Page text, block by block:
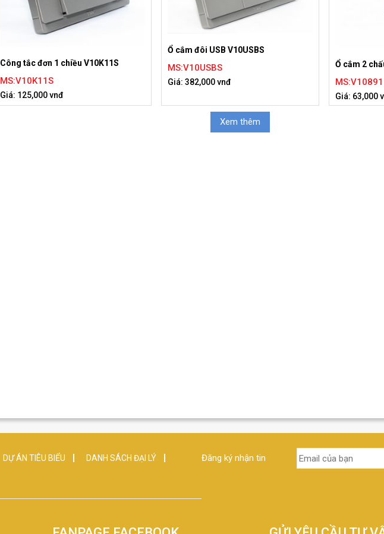
Công tắc đơn 1 chiều V10K11S
MS:V10K11S
Giá: 125,000 vnđ
Ổ cắm đôi USB V10USBS
MS:V10USBS
Giá: 382,000 vnđ
Ổ cắm 2
Giá: 63,000
Xem thêm
DỰ ÁN TIÊU BIỂU DANH SÁCH ĐẠI LÝ Đăng ký nhận tin